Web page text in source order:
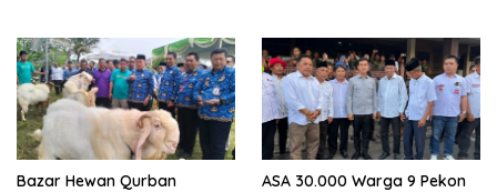
Bazar Hewan Qurban
ASA 30.000 Warga 9 Pekon